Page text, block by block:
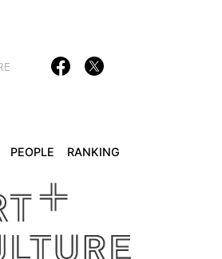
REVIEWS ARTICLES
PEOPLE RANKING